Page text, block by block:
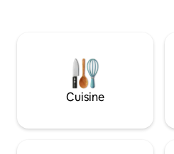
(disponibilité sur demande) Profitez de
vos vacances à Las Termas de Rio
est de 2 nuits.Cuisine